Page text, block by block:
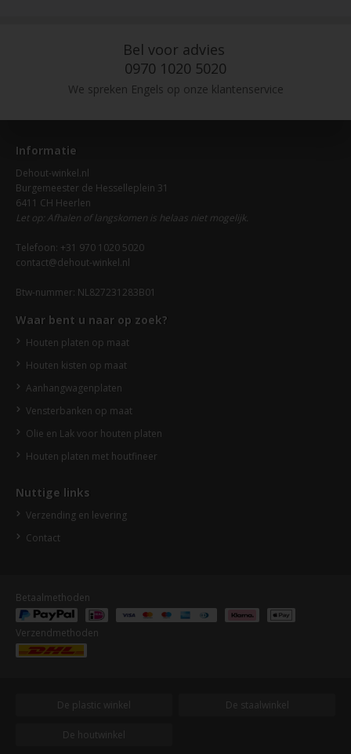
Bel voor advies
0970 1020 5020
We spreken Engels op onze klantenservice
Informatie
Dehout-winkel.nl
Burgemeester de Hesselleplein 31
6411 CH Heerlen
Let op: Afhalen of langskomen is helaas niet mogelijk.
Telefoon: +31 970 1020 5020
contact@dehout-winkel.nl
Btw-nummer: NL827231283B01
Waar bent u naar op zoek?
Houten platen op maat
Houten kisten op maat
Aanhangwagenplaten
Vensterbanken op maat
Olie en Lak voor houten platen
Houten platen met houtfineer
Nuttige links
Verzending en levering
Contact
Betaalmethoden
Verzendmethoden
De plastic winkel De staalwinkel
De houtwinkel